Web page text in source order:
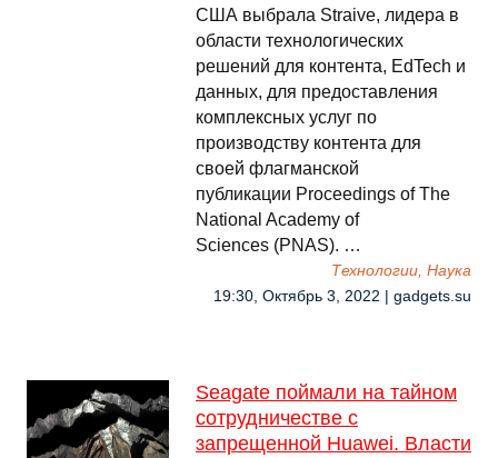
США выбрала Straive, лидера в
области технологических
решений для контента, EdTech и
данных, для предоставления
комплексных услуг по
производству контента для
своей флагманской
публикации Proceedings of The
National Academy of
Sciences (PNAS). …
Технологии, Наука
19:30, Октябрь 3, 2022 | gadgets.su
Seagate поймали на тайном
сотрудничестве с
запрещенной Huawei. Власти